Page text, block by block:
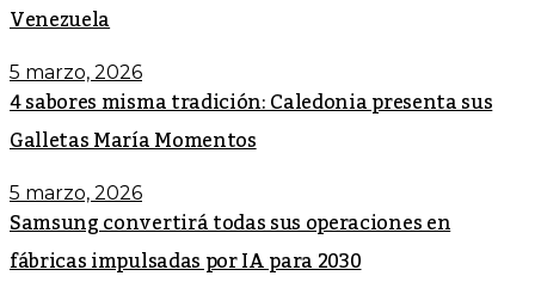
Venezuela
5 marzo, 2026
4 sabores misma tradición: Caledonia presenta sus
Galletas María Momentos
5 marzo, 2026
Samsung convertirá todas sus operaciones en
fábricas impulsadas por IA para 2030